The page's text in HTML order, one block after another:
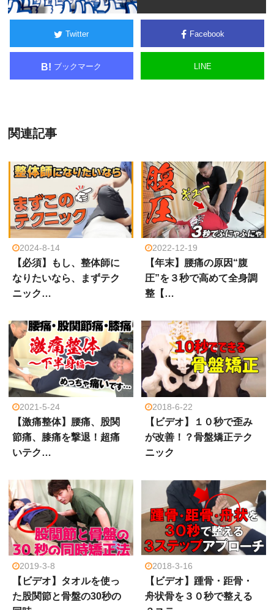
Twitter Facebook
B! ブックマーク LINE
関連記事
2024-8-14
【必須】もし、整体師に
なりたいなら、まずテク
ニック…
2022-12-19
【年末】腰痛の原因“腹
圧”を３秒で高めて全身調
整【…
2021-5-24
【激痛整体】腰痛、股関
節痛、膝痛を撃退！超痛
いテク…
2018-6-22
【ビデオ】１０秒で歪み
が改善！？骨盤矯正テク
ニック
2019-3-8
【ビデオ】タオルを使っ
た股関節と骨盤の30秒の
2018-3-16
【ビデオ】踵骨・距骨・
舟状骨を３０秒で整える